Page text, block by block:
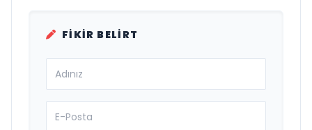
FIKIR BELIRT